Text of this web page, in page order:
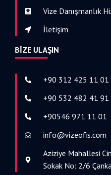
Vize Danışmanlık
İletişim
BIZE ULAŞIN
+90 312 425 11 01
+90 532 482 41 91
+90546 971 11 01
info@vizeofis.com
Aziziye Mahallesi
Sokak No: 2/6